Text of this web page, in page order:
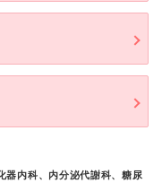
器内科、内分泌代謝科、糖尿